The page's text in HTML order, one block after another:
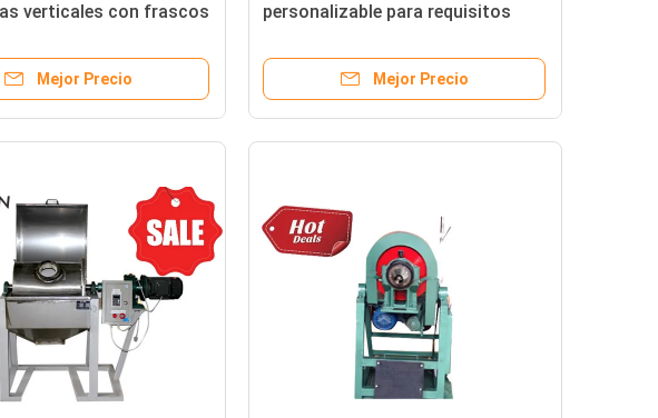
verticales con frascos
(110V/220V)
Mejor Precio
personalizable para requisitos
materiales
Mejor Precio